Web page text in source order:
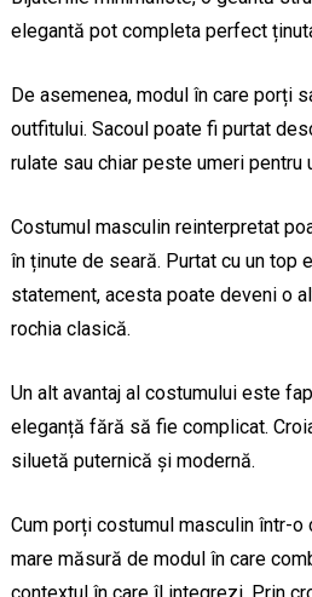
elegantă pot completa perfect
De asemenea, modul în care porți
outfitului. Sacoul poate fi purtat
rulate sau chiar peste umeri pentru
Costumul masculin reinterpretat
în ținute de seară. Purtat cu un top
statement, acesta poate deveni o
rochia clasică.
Un alt avantaj al costumului este
eleganță fără să fie complicat.
siluetă puternică și modernă.
Cum porți costumul masculin într-
mare măsură de modul în care